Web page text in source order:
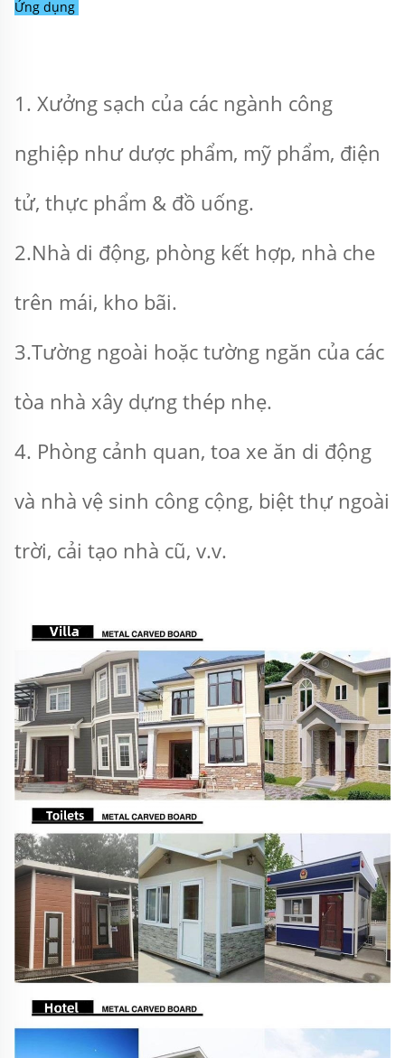
Ứng dụng
1. Xưởng sạch của các ngành công
nghiệp như dược phẩm, mỹ phẩm, điện
tử, thực phẩm & đồ uống.
2.Nhà di động, phòng kết hợp, nhà che
trên mái, kho bãi.
3.Tường ngoài hoặc tường ngăn của các
tòa nhà xây dựng thép nhẹ.
4. Phòng cảnh quan, toa xe ăn di động
và nhà vệ sinh công cộng, biệt thự ngoài
trời, cải tạo nhà cũ, v.v.